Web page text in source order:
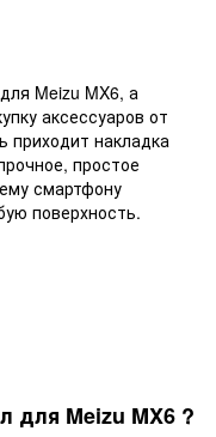
Meizu MX6, а
аксессуаров от
накладка
простое
смартфону
поверхность.
для Meizu MX6 ?